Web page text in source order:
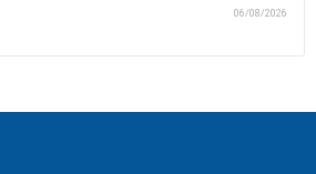
06/08/2026